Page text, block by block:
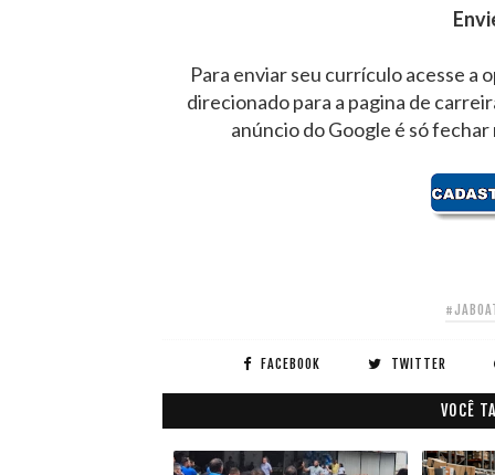
Para enviar seu currículo acesse a
direcionado para a pagina de
anúncio do Google é só
FACEBOOK TWITTER
VOCÊ